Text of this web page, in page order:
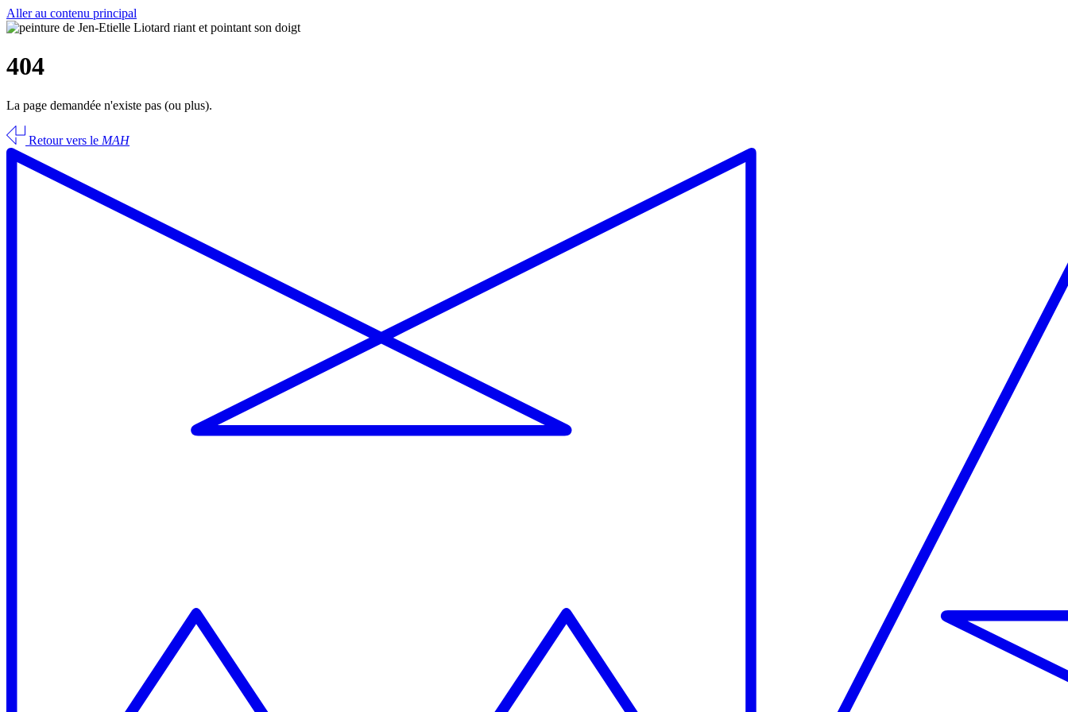
Aller au contenu principal
404
La page demandée n'existe pas (ou plus).
Retour vers le MAH